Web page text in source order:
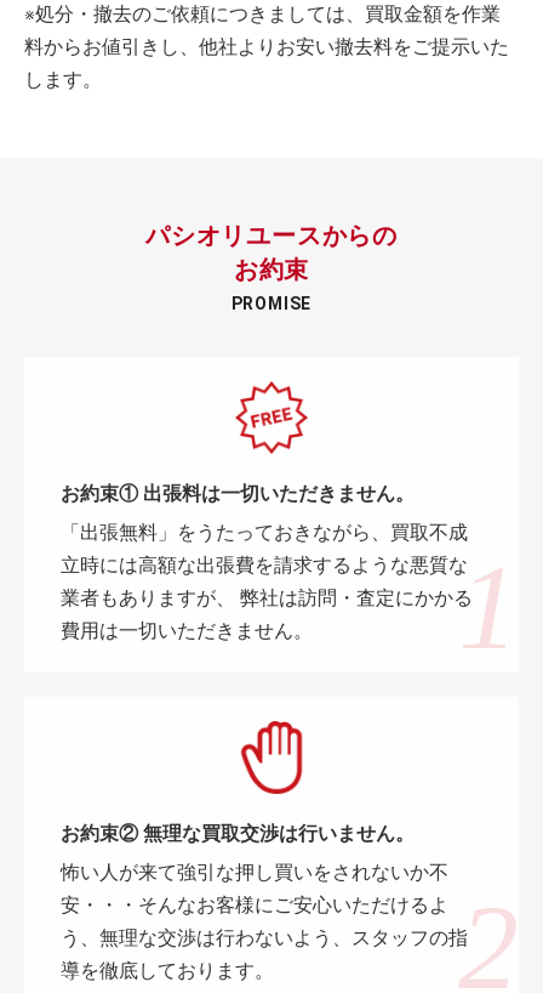
※処分・撤去のご依頼につきましては、買取金額を作業
料からお値引きし、他社よりお安い撤去料をご提示いた
します。
パシオリユースからの
お約束
PROMISE
お約束① 出張料は一切いただきません。
「出張無料」をうたっておきながら、買取不成
立時には高額な出張費を請求するような悪質な
業者もありますが、 弊社は訪問・査定にかかる
費用は一切いただきません。
お約束② 無理な買取交渉は行いません。
怖い人が来て強引な押し買いをされないか不
安・・・そんなお客様にご安心いただけるよ
う、無理な交渉は行わないよう、スタッフの指
導を徹底しております。